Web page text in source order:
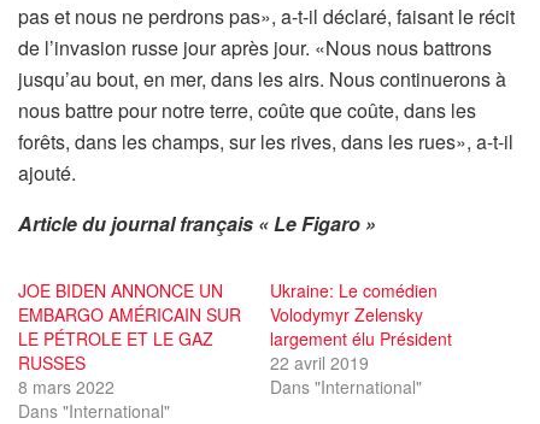
pas et nous ne perdrons pas», a-t-il déclaré, faisant le récit
de l’invasion russe jour après jour. «Nous nous battrons
jusqu’au bout, en mer, dans les airs. Nous continuerons à
nous battre pour notre terre, coûte que coûte, dans les
forêts, dans les champs, sur les rives, dans les rues», a-t-il
ajouté.
Article du journal français « Le Figaro »
JOE BIDEN ANNONCE UN
EMBARGO AMÉRICAIN SUR
LE PÉTROLE ET LE GAZ
RUSSES
8 mars 2022
Dans "International"
Ukraine: Le comédien
Volodymyr Zelensky
largement élu Président
22 avril 2019
Dans "International"